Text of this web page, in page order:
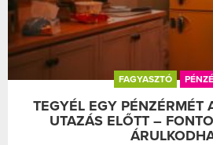
FAGYASZTÓ
TEGYÉL EGY PÉNZÉRMÉT
UTAZÁS ELŐTT –